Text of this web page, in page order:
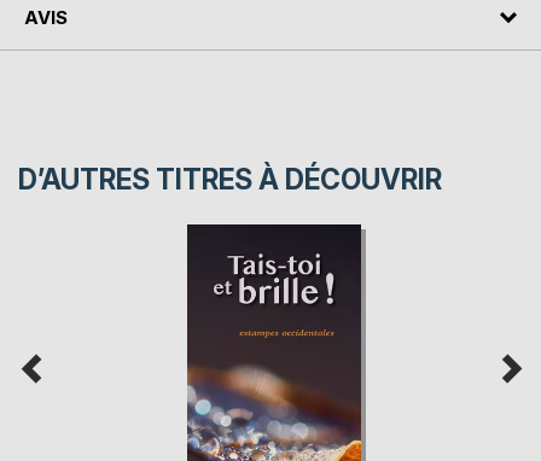
AVIS
D’AUTRES TITRES À DÉCOUVRIR